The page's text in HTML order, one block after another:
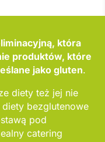
która
produktów, które
jako gluten.
diety też jej nie
bezglutenowe
pod
catering